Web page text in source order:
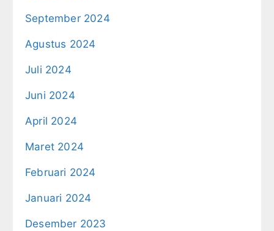
September 2024
Agustus 2024
Juli 2024
Juni 2024
April 2024
Maret 2024
Februari 2024
Januari 2024
Desember 2023